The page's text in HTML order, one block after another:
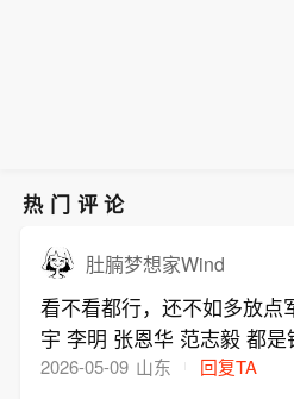
热门评论
肚腩梦想家Wind
看不看都行，还不如多放点
宇 李明 张恩华 范志毅 都
球的巅峰，包括申思，结果
2026-05-09 山东 回复TA